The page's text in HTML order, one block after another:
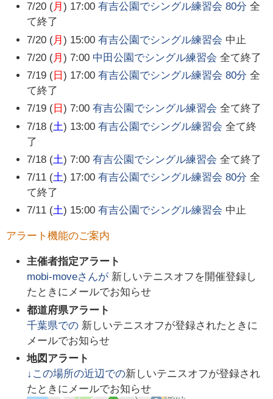
7/20 (月) 17:00 有吉公園でシングル練習会 80分 全
て終了
7/20 (月) 15:00 有吉公園でシングル練習会 中止
7/20 (月) 7:00 中田公園でシングル練習会 全て終了
7/19 ( 日) 17:00 有吉公園でシングル練習会 80分 全
て終了
7/19 ( 日) 7:00 有吉公園でシングル練習会 全て終了
7/18 (土) 13:00 有吉公園でシングル練習会 全て終
了
7/18 (土) 7:00 有吉公園でシングル練習会 全て終了
7/11 (土) 17:00 有吉公園でシングル練習会 80分 全
て終了
7/11 (土) 15:00 有吉公園でシングル練習会 中止
アラート機能のご案内
主催者指定アラート
mobi-moveさんが 新しいテニスオフを開催登録し
たときにメールでお知らせ
都道府県アラート
千葉県での 新しいテニスオフが登録されたときに
メールでお知らせ
地図アラート
↓この場所の近辺での新しいテニスオフが登録され
たときにメールでお知らせ